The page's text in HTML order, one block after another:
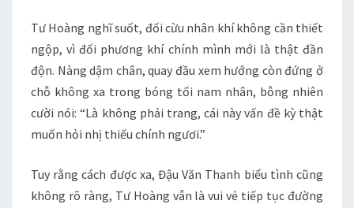
Tư Hoàng nghĩ suốt, đối cừu nhân khí không cần thiết
ngộp, vì đối phương khí chính mình mới là thật đần
độn. Nàng dậm chân, quay đầu xem hướng còn đứng ở
chỗ không xa trong bóng tối nam nhân, bỗng nhiên
cười nói: “Là không phải trang, cái này vấn đề kỳ thật
muốn hỏi nhị thiếu chính ngươi.”
Tuy rằng cách được xa, Đậu Văn Thanh biểu tình cũng
không rõ ràng, Tư Hoàng vẫn là vui vẻ tiếp tục đường